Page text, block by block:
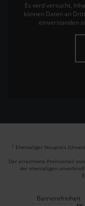
Es wird versucht,
können Daten an
einverstanden
1 Ehemaliger Neupreis
Der errechnete Preisvorteil
der ehemaligen
Barrierefreiheit